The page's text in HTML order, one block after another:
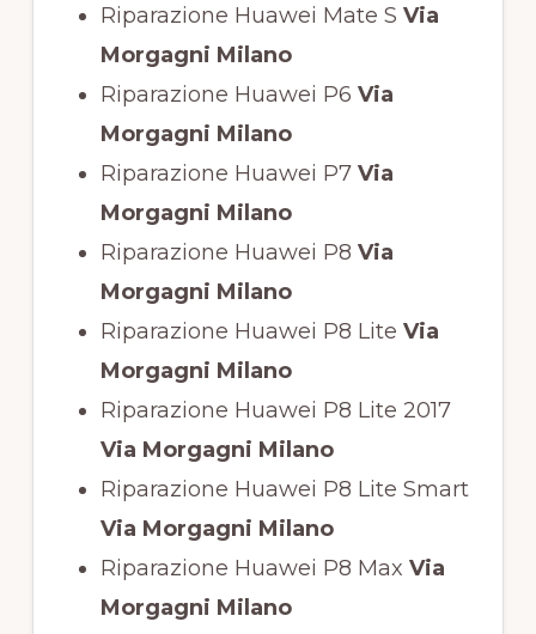
Riparazione Huawei Mate S Via
Morgagni Milano
Riparazione Huawei P6 Via
Morgagni Milano
Riparazione Huawei P7Via
Morgagni Milano
Riparazione Huawei P8 Via
Morgagni Milano
Riparazione Huawei P8 Lite Via
Morgagni Milano
Riparazione Huawei P8 Lite 2017
Via Morgagni Milano
Riparazione Huawei P8 Lite Smart
Via Morgagni Milano
Riparazione Huawei P8 Max Via
Morgagni Milano